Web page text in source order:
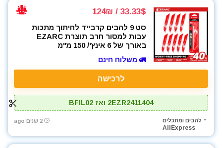
33.33$ / 124₪
סט 9 להבים קרבייד לחיתוך מתכות
עבות למסור חרב תוצרת EZARC
באורך של 6 אינץ'/ 150 מ"מ
🚛 משלוח חינם
לרכישה
2EZR2411404 ואז BFIL02
להבים ומתכלים
AliExpress
2 שנים ago